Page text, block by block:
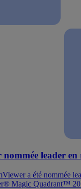
nommée leader
a été nommée
Magic Quadrant™